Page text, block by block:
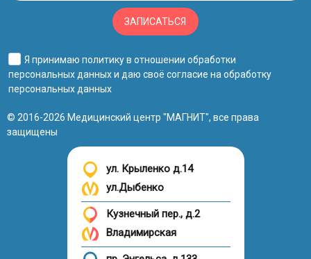
ЗАПИСАТЬСЯ
Я принимаю политику в отношении обработки
персональных данныхи даю своё согласие на обработку
персональных данных
© 2016-2026 Медицинский центр "МАГНИТ", все права
защищены
ул. Крыленко д.14
ул.Дыбенко
Кузнечный пер., д.2
Владимирская